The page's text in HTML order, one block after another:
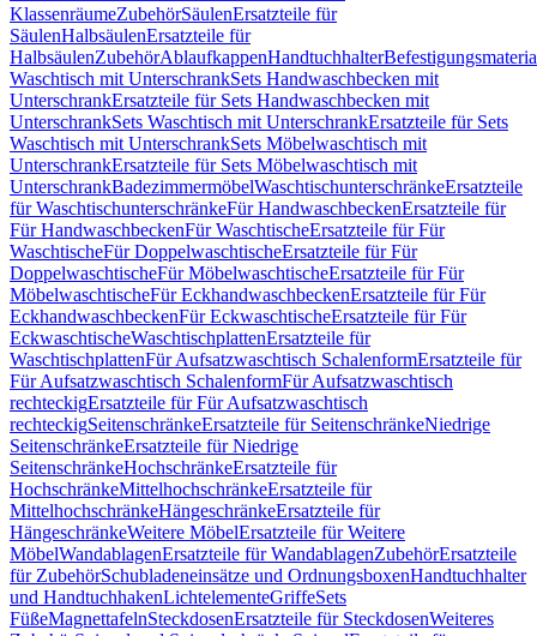
KlassenräumeZubehörSäulenErsatzteile für
SäulenHalbsäulenErsatzteile für
HalbsäulenZubehörAblaufkappenHandtuchhalter
Waschtisch mit UnterschrankSets Handwaschbecken mit
UnterschrankErsatzteile für Sets Handwaschbecken mit
UnterschrankSets Waschtisch mit UnterschrankErsatzteile für Sets
Waschtisch mit UnterschrankSets Möbelwaschtisch mit
UnterschrankErsatzteile für Sets Möbelwaschtisch mit
UnterschrankBadezimmermöbelWaschtischunterschränkeErsatzteile
für WaschtischunterschränkeFür HandwaschbeckenErsatzteile für
Für HandwaschbeckenFür WaschtischeErsatzteile für Für
WaschtischeFür DoppelwaschtischeErsatzteile für Für
DoppelwaschtischeFür MöbelwaschtischeErsatzteile für Für
MöbelwaschtischeFür EckhandwaschbeckenErsatzteile für Für
EckhandwaschbeckenFür EckwaschtischeErsatzteile für Für
EckwaschtischeWaschtischplattenErsatzteile für
WaschtischplattenFür Aufsatzwaschtisch SchalenformErsatzteile für
Für Aufsatzwaschtisch SchalenformFür Aufsatzwaschtisch
rechteckigErsatzteile für Für Aufsatzwaschtisch
rechteckigSeitenschränkeErsatzteile für SeitenschränkeNiedrige
SeitenschränkeErsatzteile für Niedrige
SeitenschränkeHochschränkeErsatzteile für
HochschränkeMittelhochschränkeErsatzteile für
MittelhochschränkeHängeschränkeErsatzteile für
HängeschränkeWeitere MöbelErsatzteile für Weitere
MöbelWandablagenErsatzteile für WandablagenZubehörErsatzteile
für ZubehörSchubladeneinsätze und OrdnungsboxenHandtuchhalter
und HandtuchhakenLichtelementeGriffeSets
FüßeMagnettafelnSteckdosenErsatzteile für SteckdosenWeiteres